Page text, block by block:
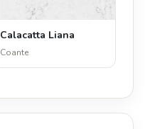
Calacatta Liana
Coante